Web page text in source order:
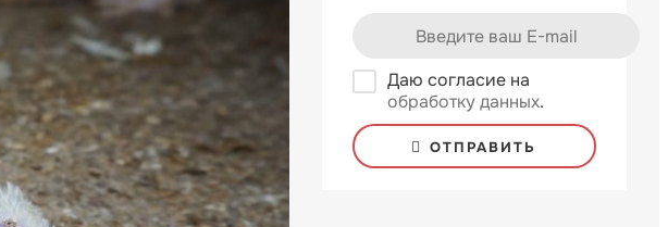
Даю согласие на
обработку данных.
ОТПРАВИТЬ